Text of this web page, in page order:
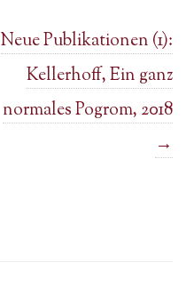
Neue Publikationen (1):
Kellerhoff, Ein ganz
normales Pogrom, 2018
→